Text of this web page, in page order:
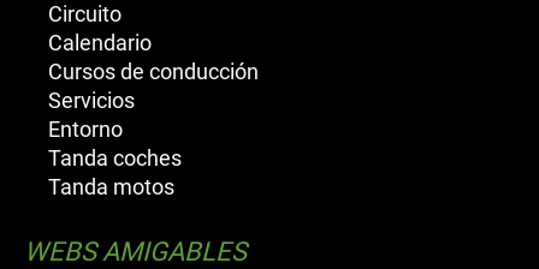
Circuito
Calendario
Cursos de conducción
Servicios
Entorno
Tanda coches
Tanda motos
WEBS AMIGABLES